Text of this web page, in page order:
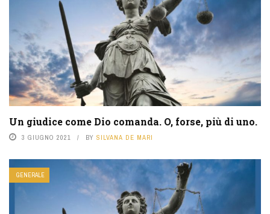
Un giudice come Dio comanda. O, forse, più di uno.
3 GIUGNO 2021 BY SILVANA DE MARI
GENERALE